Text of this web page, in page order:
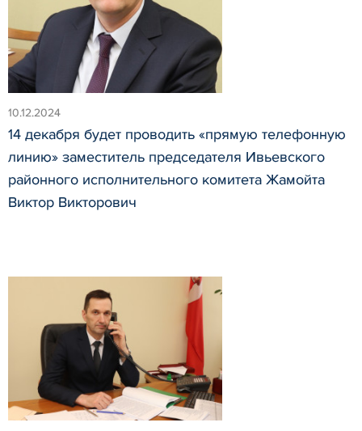
10.12.2024
14 декабря будет проводить «прямую телефонную
линию» заместитель председателя Ивьевского
районного исполнительного комитета Жамойта
Виктор Викторович